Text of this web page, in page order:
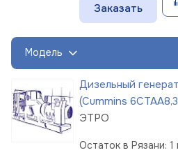
Заказать
Модель
Дизельный
(Cummins
ЭТРО
Остаток в Рязани: 1